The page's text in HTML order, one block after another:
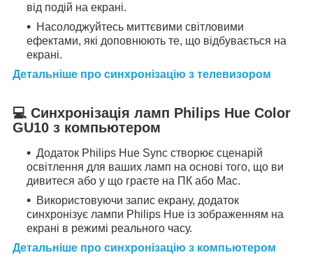
від подій на екрані.
Насолоджуйтесь миттєвими світловими
ефектами, які доповнюють те, що відбувається на
екрані.
Детальніше про синхронізацію з телевизором
💻 Синхронізація ламп Philips Hue Color
GU10 з компьютером
Додаток Philips Hue Sync створює сценарій
освітлення для ваших ламп на основі того, що ви
дивитеся або у що граєте на ПК або Mac.
Використовуючи запис екрану, додаток
синхронізує лампи Philips Hue із зображенням на
екрані в режимі реального часу.
Детальніше про синхронізацію з компьютером